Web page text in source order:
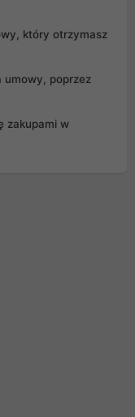
który otrzymasz
umowy, poprzez
zakupami w